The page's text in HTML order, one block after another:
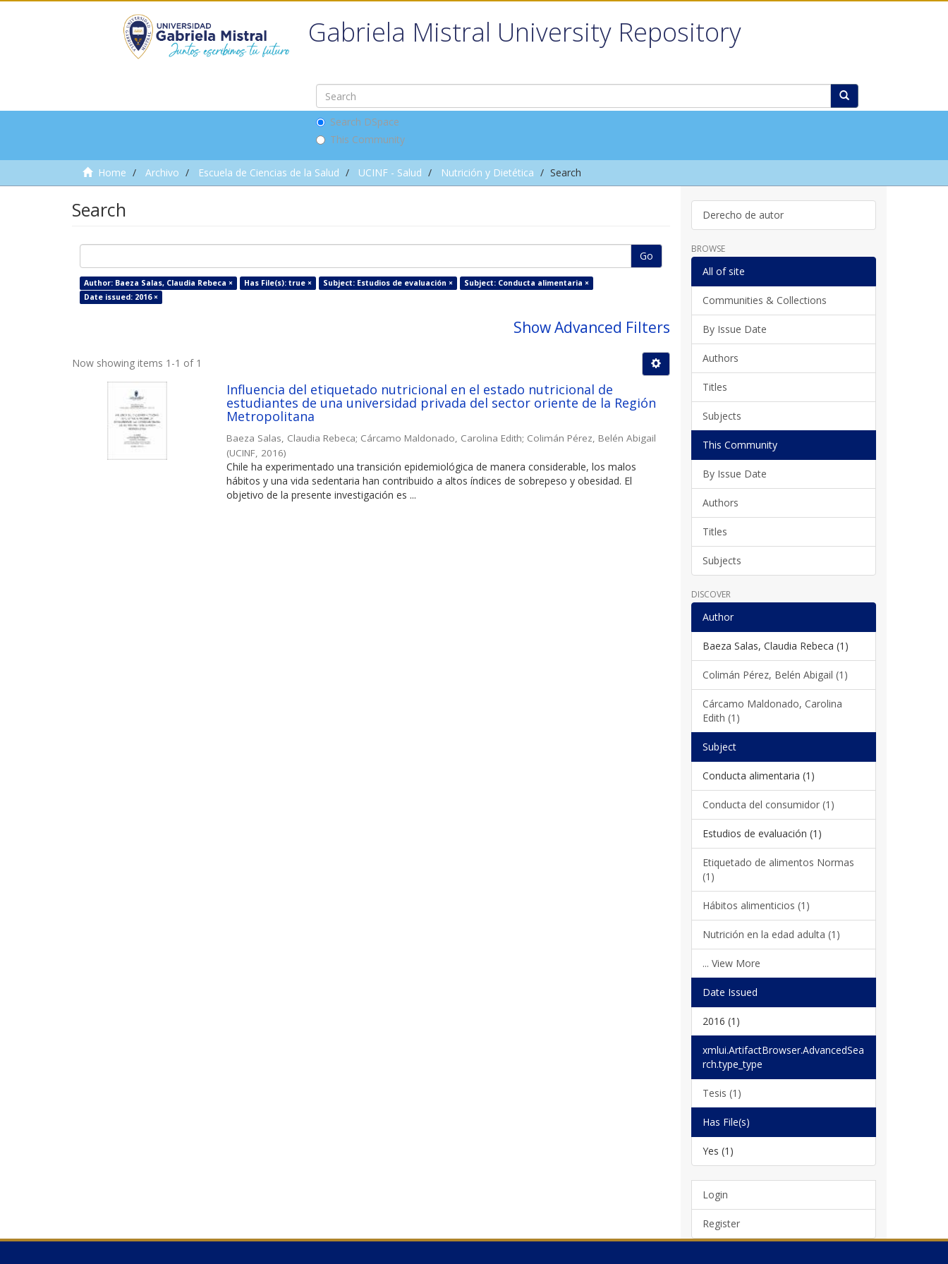
Gabriela Mistral University Repository
Search DSpace
This Community
Home Archivo Escuela de Ciencias de la Salud UCINF - Salud Nutrición y Dietética Search
Search
Go
Author: Baeza Salas, Claudia Rebeca × Has File(s): true × Subject: Estudios de evaluación ×
Subject: Conducta alimentaria ×
Date issued: 2016 ×
Show Advanced Filters
Now showing items 1-1 of 1
Influencia del etiquetado nutricional en el estado nutricional de
estudiantes de una universidad privada del sector oriente de la Región
Metropolitana
Baeza Salas, Claudia Rebeca; Cárcamo Maldonado, Carolina Edith; Colimán Pérez, Belén Abigail
(UCINF 2016)
Chile ha experimentado una transición epidemiológica de manera considerable, los malos
hábitos y una vida sedentaria han contribuido a altos índices de sobrepeso y obesidad. El
objetivo de la presente investigación es ...
Derecho de autor
BROWSE
All of site
Communities & Collections
By Issue Date
Authors
Titles
Subjects
This Community
By Issue Date
Authors
Titles
Subjects
DISCOVER
Author
Baeza Salas, Claudia Rebeca (1)
Colimán Pérez, Belén Abigail (1)
Cárcamo Maldonado, Carolina
Edith (1)
Subject
Conducta alimentaria (1)
Conducta del consumidor (1)
Estudios de evaluación (1)
Etiquetado de alimentos Normas
(1)
Hábitos alimenticios (1)
Nutrición en la edad adulta (1)
... View More
Date Issued
2016 (1)
xmlui.ArtifactBrowser.AdvancedSea
rch.type_type
Tesis (1)
Has File(s)
Yes (1)
Login
Register